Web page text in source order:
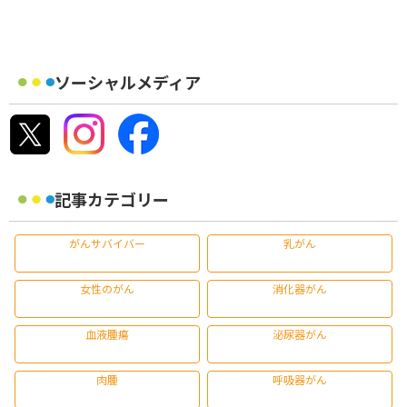
ソーシャルメディア
記事カテゴリー
がんサバイバー 乳がん
女性のがん 消化器がん
血液腫瘍 泌尿器がん
肉腫 呼吸器がん